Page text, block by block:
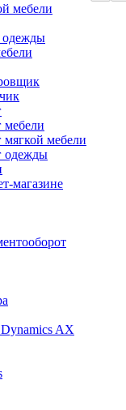
мебели
одежды
мебели
мягкой мебели
одежды
мaгазине
AX